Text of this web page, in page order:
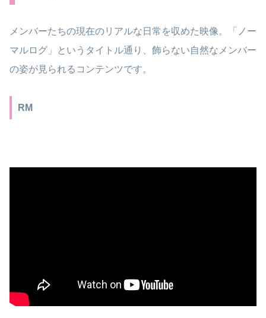
メンバーたちの現在のリアルな日常を収めた映像。「ノー
マルログ」というタイトル通り、飾らない自然なメンバー
の姿が見られるコンテンツです。
RM